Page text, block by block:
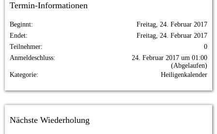
Termin-Informationen
Beginnt
Freitag, 24. Februar 2017
Endet
Freitag, 24. Februar 2017
Teilnehmer
0
Anmeldeschluss
24. Februar 2017 um 01:00
(Abgelaufen)
Kategorie
Heiligenkalender
Nächste Wiederholung